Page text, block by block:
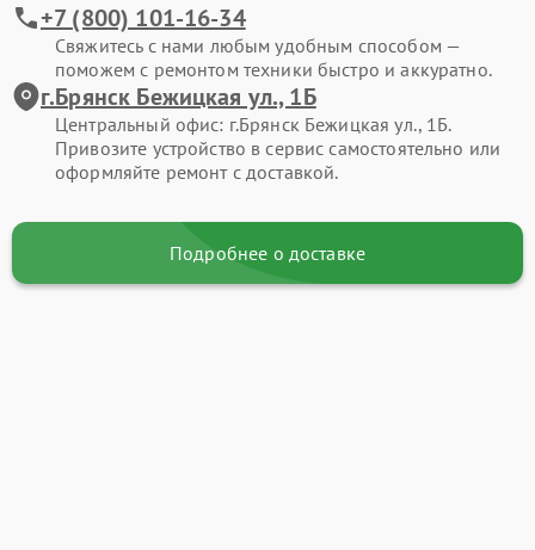
+7 (800) 101-16-34
Свяжитесь с нами любым удобным способом —
поможем с ремонтом техники быстро и аккуратно.
г.Брянск Бежицкая ул., 1Б
Центральный офис: г.Брянск Бежицкая ул., 1Б.
Привозите устройство в сервис самостоятельно или
оформляйте ремонт с доставкой.
Подробнее о доставке